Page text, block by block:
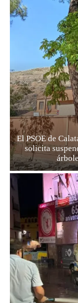
El PSOE de
solicita